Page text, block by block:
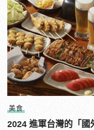
美食
2024 進軍台灣的「國